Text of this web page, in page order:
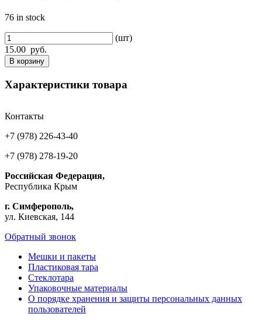
76 in stock
(шт)
15.00 руб.
В корзину
Характеристики товара
Контакты
+7 (978) 226-43-40
+7 (978) 278-19-20
Российская Федерация,
Республика Крым
г. Симферополь,
ул. Киевская, 144
Обратный звонок
Мешки и пакеты
Пластиковая тара
Стеклотара
Упаковочные материалы
О порядке хранения и защиты персональных данных
пользователей